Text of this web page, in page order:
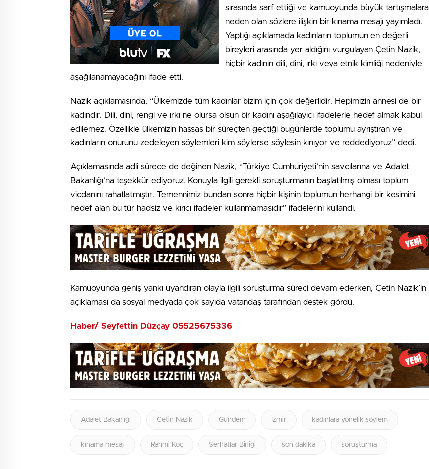
sırasında sarf ettiği ve kamuoyunda büyük tartışmalara
neden olan sözlere ilişkin bir kınama mesajı yayımladı.
Yaptığı açıklamada kadınların toplumun en değerli
bireyleri arasında yer aldığını vurgulayan Çetin Nazik,
hiçbir kadının dili, dini, ırkı veya etnik kimliği nedeniyle
aşağılanamayacağını ifade etti.
Nazik açıklamasında, “Ülkemizde tüm kadınlar bizim için çok değerlidir. Hepimizin annesi de bir
kadındır. Dili, dini, rengi ve ırkı ne olursa olsun bir kadını aşağılayıcı ifadelerle hedef almak kabul
edilemez. Özellikle ülkemizin hassas bir süreçten geçtiği bugünlerde toplumu ayrıştıran ve
kadınların onurunu zedeleyen söylemleri kim söylerse söylesin kınıyor ve reddediyoruz” dedi.
Açıklamasında adli sürece de değinen Nazik, “Türkiye Cumhuriyeti’nin savcılarına ve Adalet
Bakanlığı’na teşekkür ediyoruz. Konuyla ilgili gerekli soruşturmanın başlatılmış olması toplum
vicdanını rahatlatmıştır. Temennimiz bundan sonra hiçbir kişinin toplumun herhangi bir kesimini
hedef alan bu tür hadsiz ve kırıcı ifadeler kullanmamasıdır” ifadelerini kullandı.
Kamuoyunda geniş yankı uyandıran olayla ilgili soruşturma süreci devam ederken, Çetin Nazik’in
açıklaması da sosyal medyada çok sayıda vatandaş tarafından destek gördü.
Haber/ Seyfettin Düzçay 05525675336
Adalet Bakanlığı Çetin Nazik Gündem İzmir kadınlara yönelik söylem
kınama mesajı Rahmi Koç Serhatlar Birliği son dakika soruşturma